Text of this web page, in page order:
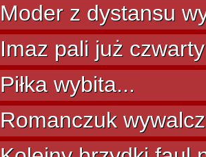
Moder z dystansu
Imaz pali już
Piłka wybita...
Romanczuk